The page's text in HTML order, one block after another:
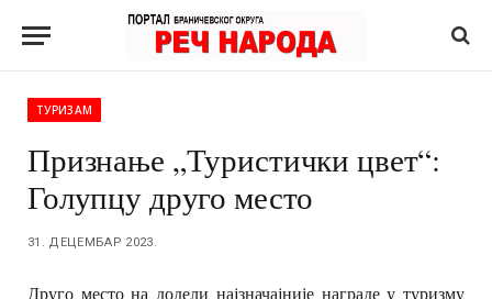
ТУРИЗАМ
Признање „Туристички цвет“:
Голупцу друго место
31. ДЕЦЕМБАР 2023.
Друго место на додели најзначајније награде у туризму